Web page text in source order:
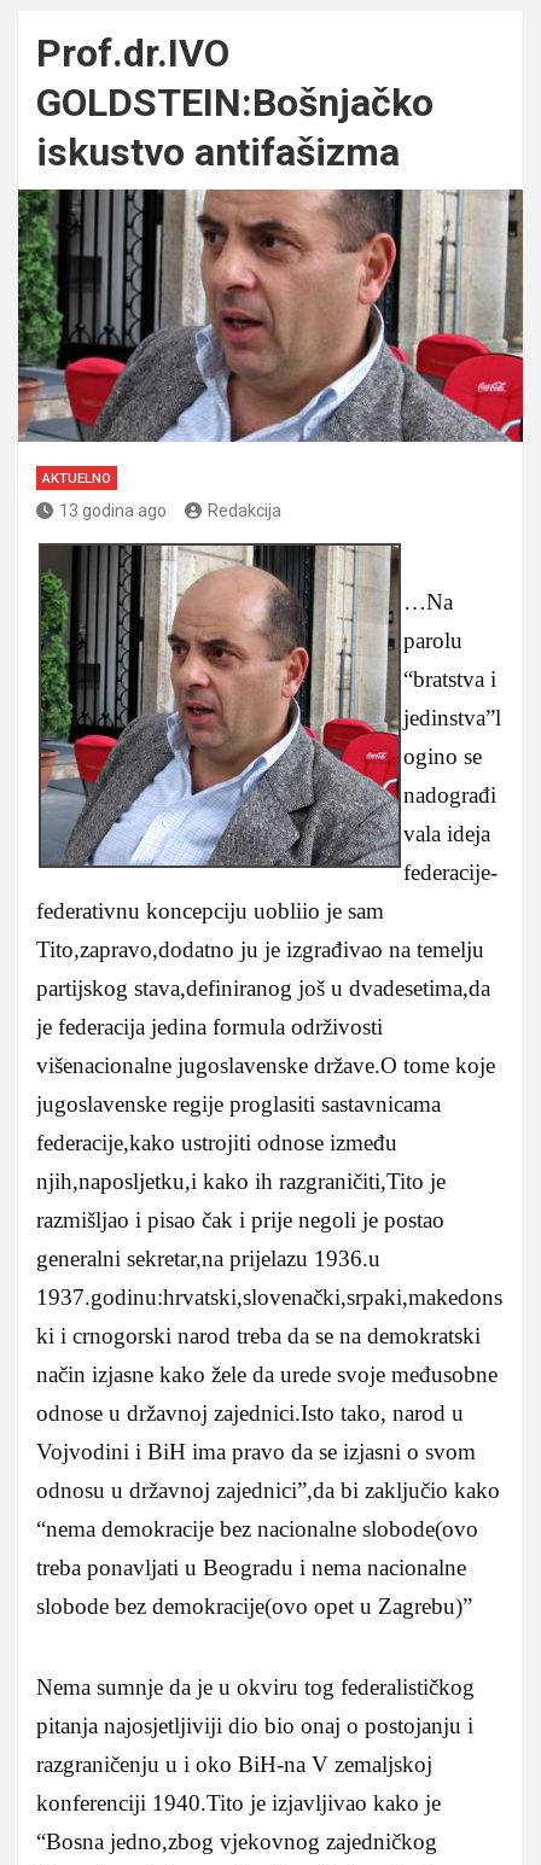
Prof.dr.IVO
GOLDSTEIN:Bošnjačko
iskustvo antifašizma
AKTUELNO
13 godina ago Redakcija
…Na
parolu
“bratstva i
jedinstva”l
ogino se
nadograđi
vala ideja
federacije-
federativnu koncepciju uobliio je sam
Tito,zapravo,dodatno ju je izgrađivao na temelju
partijskog stava,definiranog još u dvadesetima,da
je federacija jedina formula održivosti
višenacionalne jugoslavenske države.O tome koje
jugoslavenske regije proglasiti sastavnicama
federacije,kako ustrojiti odnose između
njih,naposljetku,i kako ih razgraničiti,Tito je
razmišljao i pisao čak i prije negoli je postao
generalni sekretar,na prijelazu 1936.u
1937.godinu:hrvatski,slovenački,srpaki,makedons
ki i crnogorski narod treba da se na demokratski
način izjasne kako žele da urede svoje međusobne
odnose u državnoj zajednici.Isto tako, narod u
Vojvodini i BiH ima pravo da se izjasni o svom
odnosu u državnoj zajednici”,da bi zaključio kako
“nema demokracije bez nacionalne slobode(ovo
treba ponavljati u Beogradu i nema nacionalne
slobode bez demokracije(ovo opet u Zagrebu)”
Nema sumnje da je u okviru tog federalističkog
pitanja najosjetljiviji dio bio onaj o postojanju i
razgraničenju u i oko BiH-na V zemaljskoj
konferenciji 1940.Tito je izjavljivao kako je
“Bosna jedno,zbog vjekovnog zajedničkog